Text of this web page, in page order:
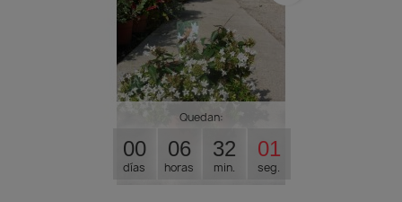
Quedan:
00
días
06
horas
32
min.
00
seg.